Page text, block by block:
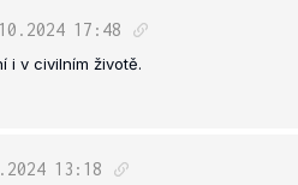
17:48
i v civilním životě.
13:18